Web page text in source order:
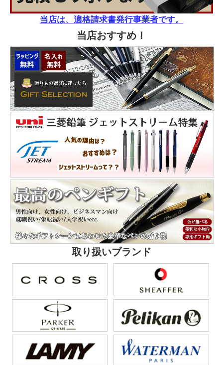
当店は、適格請求書発行事業者です。
当店おすすめ！
取り扱いブランド